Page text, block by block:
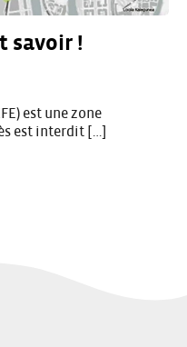
savoir !
est une zone
est interdit […]